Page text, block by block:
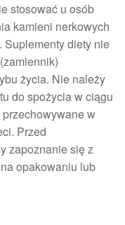
stosować u osób
kamieni nerkowych
Suplementy diety nie
życia. Nie należy
do spożycia w ciągu
w
Przed
zapoznanie się z
opakowaniu lub